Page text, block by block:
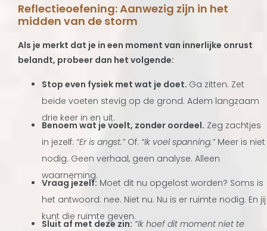
Reflectieoefening: Aanwezig zijn in het
midden van de storm
Als je merkt dat je in een moment van innerlijke onrust
belandt, probeer dan het volgende:
Stop even fysiek met wat je doet. Ga zitten. Zet
beide voeten stevig op de grond. Adem langzaam
drie keer in en uit.
Benoem wat je voelt, zonder oordeel. Zeg zachtjes
in jezelf: “Er is angst.”Of: “Ik voel spanning.”Meer is niet
nodig. Geen verhaal, geen analyse. Alleen
waarneming.
Vraag jezelf: Moet dit nu opgelost worden? Soms is
het antwoord: nee. Niet nu. Nu is er ruimte nodig. En jij
kunt die ruimte geven.
Sluit af met deze zin: “Ik hoef dit moment niet te